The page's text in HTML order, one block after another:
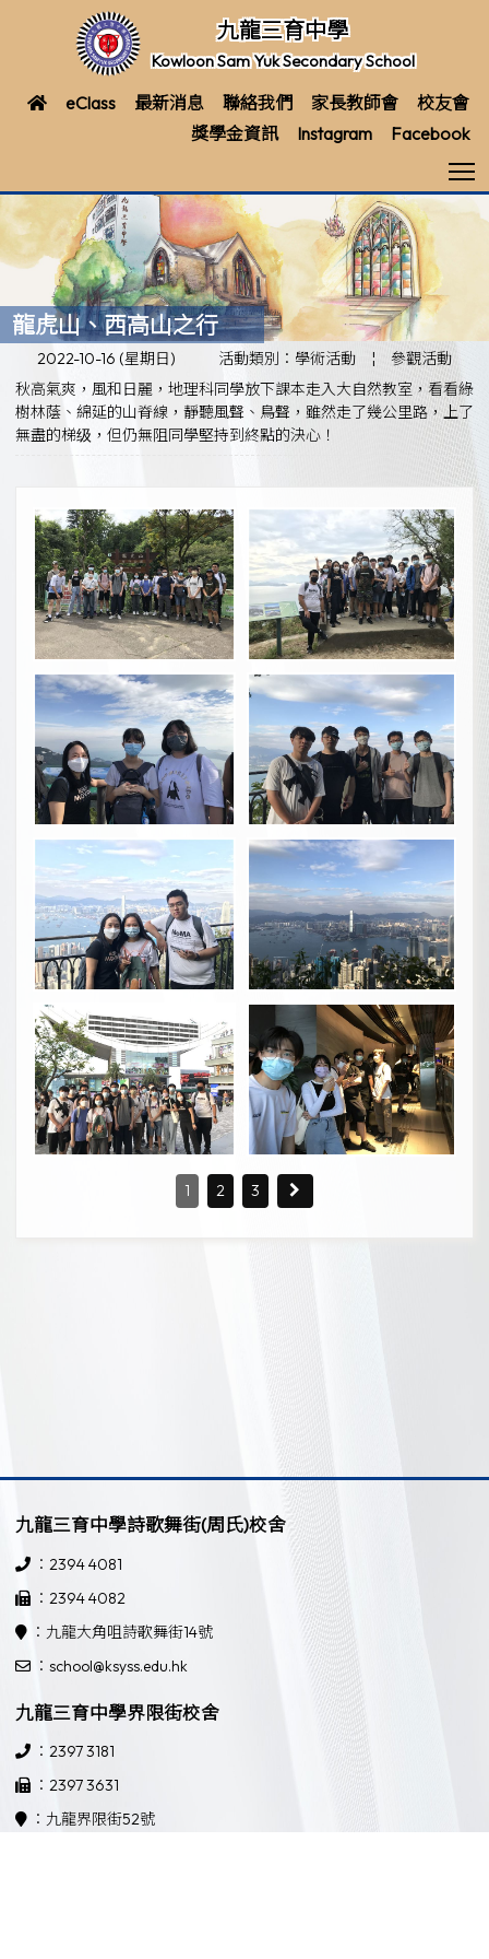
九龍三育中學
Kowloon Sam Yuk Secondary School
eClass 最新消息 聯絡我們 家長教師會
校友會
獎學金資訊
Instagram Facebook
龍虎山、西高山之行
2022-10-16 (星期日) 活動類別：學術活動 ¦
參觀活動
秋高氣爽，風和日麗，地理科同學放下課本走入大自然教室，看看綠
樹林蔭、綿延的山脊線，靜聽風聲、鳥聲，雖然走了幾公里路，上了
無盡的梯级，但仍無阻同學堅持到終點的決心！
1 2 3
九龍三育中學詩歌舞街(周氏)校舍
：2394 4081
：2394 4082
：九龍大角咀詩歌舞街14號
：school@ksyss.edu.hk
九龍三育中學界限街校舍
：2397 3181
：2397 3631
：九龍界限街52號